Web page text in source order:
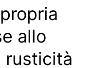
allo
rusticità